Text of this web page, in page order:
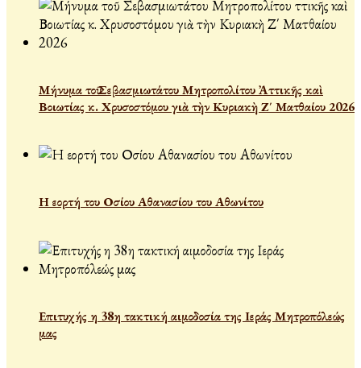
Μήνυμα τοῦ Σεβασμιωτάτου Μητροπολίτου Ἀττικῆς καὶ
Βοιωτίας κ. Χρυσοστόμου γιὰ τὴν Κυριακὴ Ζ΄ Ματθαίου 2026
Η εορτή του Οσίου Αθανασίου του Αθωνίτου
Επιτυχής η 38η τακτική αιμοδοσία της Ιεράς Μητροπόλεώς
μας